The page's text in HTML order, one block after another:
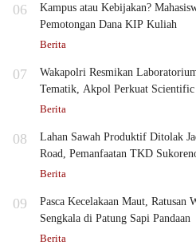
06
Kampus atau Kebijakan?
Pemotongan Dana KIP Kuliah
Berita
07
Wakapolri Resmikan
Tematik, Akpol Perkuat
Berita
08
Lahan Sawah Produktif Ditolak
Road, Pemanfaatan TKD
Berita
09
Pasca Kecelakaan Maut, Ratusan
Sengkala di Patung Sapi Pandaan
Berita